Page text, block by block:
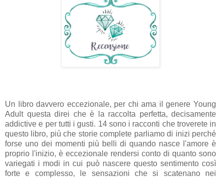
Un libro davvero eccezionale, per chi ama il genere Young
Adult questa direi che è la raccolta perfetta, decisamente
addictive e per tutti i gusti. 14 sono i racconti che troverete in
questo libro, più che storie complete parliamo di inizi perché
forse uno dei momenti più belli di quando nasce l'amore è
proprio l'inizio, è eccezionale rendersi conto di quanto sono
variegati i modi in cui può nascere questo sentimento così
forte e complesso, le sensazioni che si scatenano nei